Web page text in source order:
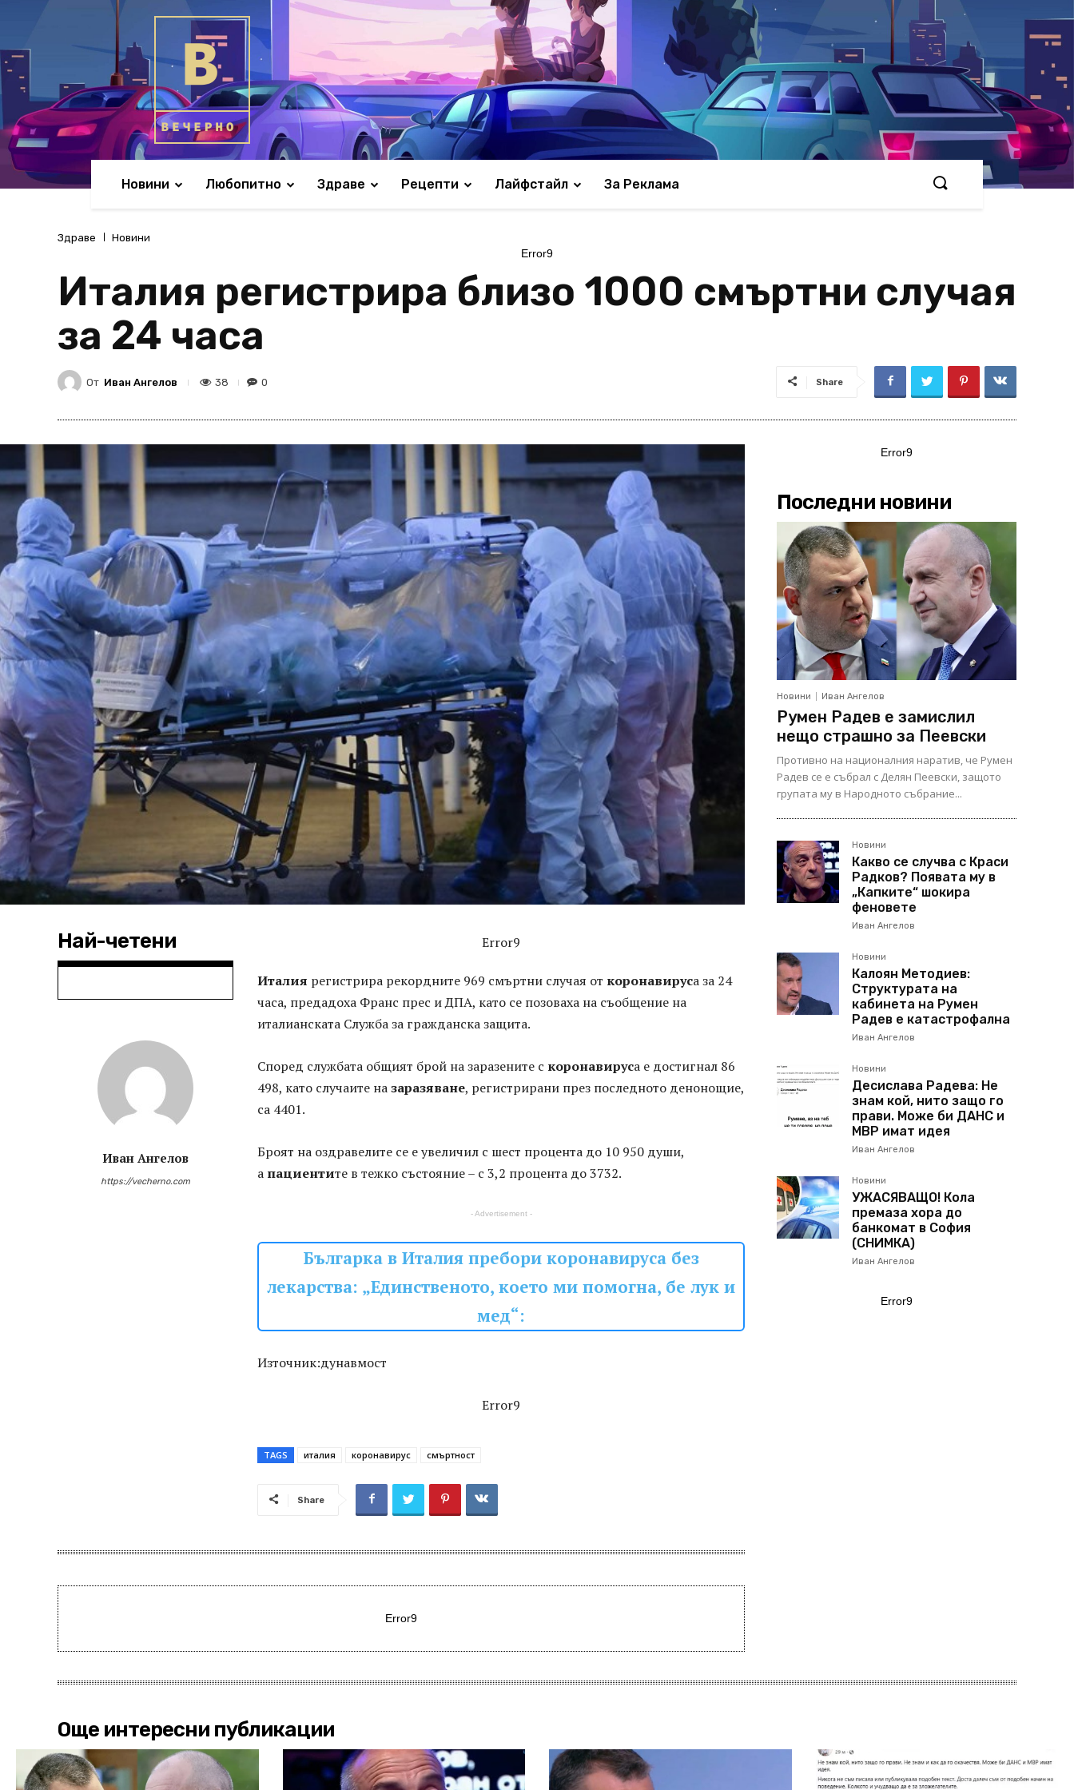
Новини Любопитно Здраве Рецепти Лайфстайл За Реклама
Здраве Новини
Error9
Италия регистрира близо 1000 смъртни случая
за 24 часа
От Иван Ангелов 38 0 Share
Най-четени
Иван Ангелов
https://vecherno.com
Error9
Италия регистрира рекордните 969 смъртни случая от коронавируса за 24
часа, предадоха Франс прес и ДПА, като се позоваха на съобщение на
италианската Служба за гражданска защита.
Според службата общият брой на заразените с коронавируса е достигнал 86
498, като случаите назаразяване, регистрирани през последното денонощие,
са 4401.
Броят на оздравелите се е увеличил с шест процента до 10 950 души,
а пациентите в тежко състояние – с 3,2 процента до 3732.
- Advertisement -
Българка в Италия пребори коронавируса без
лекарства: „Единственото, което ми помогна, бе лук и
мед“:
Източник:дунавмост
Error9
TAGS италия коронавирус смъртност
Share
Error9
Error9
Последни новини
Новини Иван Ангелов
Румен Радев е замислил
нещо страшно за Пеевски
Противно на националния наратив, че Румен
Радев се е събрал с Делян Пеевски, защото
групата му в Народното събрание...
Новини
Какво се случва с Краси
Радков? Появата му в
„Капките“ шокира
феновете
Иван Ангелов
Новини
Калоян Методиев:
Структурата на
кабинета на Румен
Радев е катастрофална
Иван Ангелов
Новини
Десислава Радева: Не
знам кой, нито защо го
прави. Може би ДАНС и
МВР имат идея
Иван Ангелов
Новини
УЖАСЯВАЩО! Кола
премаза хора до
банкомат в София
(СНИМКА)
Иван Ангелов
Error9
Още интересни публикации